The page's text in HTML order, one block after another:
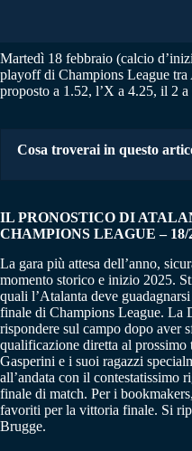
Martedì 18 febbraio (calcio
playoff di Champions League tra
proposto a 1.52, l’X a 4.25, il 2 a
Cosa troverai in questo
IL PRONOSTICO DI
CHAMPIONS LEAGUE – 18/
La gara più attesa dell’anno,
momento storico e inizio 2025.
quali l’Atalanta deve
finale di Champions League. La
rispondere sul campo dopo aver
qualificazione diretta al prossimo
Gasperini e i suoi ragazzi
all’andata con il contestatissimo
finale di match. Per i
favoriti per la vittoria finale. Si
Brugge.